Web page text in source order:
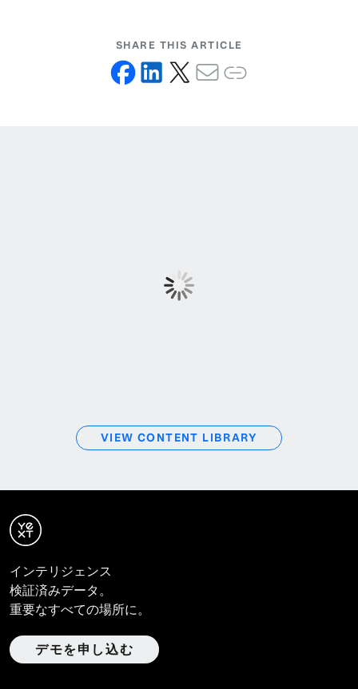
SHARE THIS ARTICLE
VIEW CONTENT LIBRARY
インテリジェンス
検証済みデータ。
重要なすべての場所に。
デモを申し込む